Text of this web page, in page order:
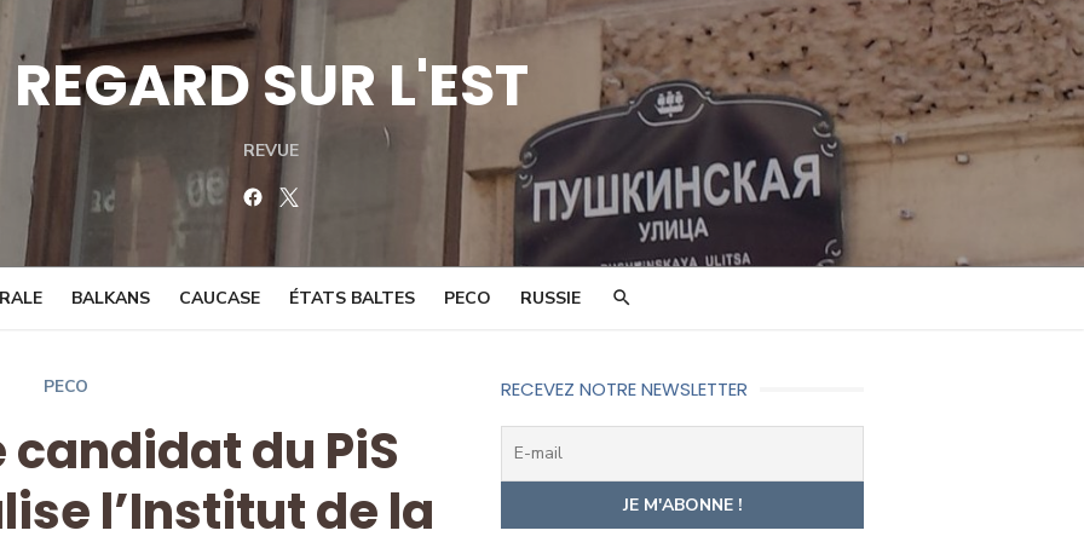
REGARD SUR L'EST
REVUE
Facebook
BALKANS CAUCASE ÉTATS BALTES PECO RUSSIE
PECO
candidat du PiS
l’Institut de la
RECEVEZ NOTRE NEWSLETTER